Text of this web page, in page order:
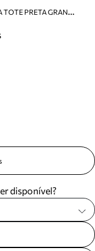
e mais.
devoluções.
B
OLSA TOTE PRETA GRANDE ALÇAS CORRENTES
disponível?